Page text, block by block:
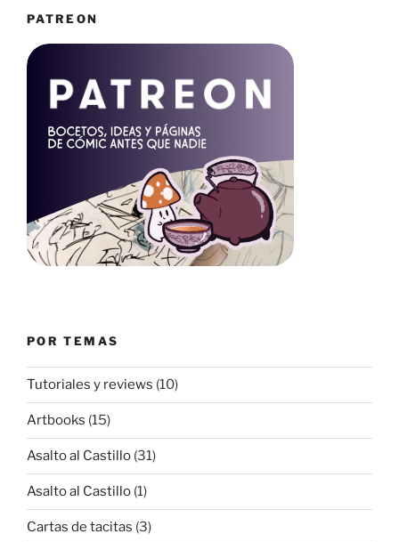
PATREON
POR TEMAS
Tutoriales y reviews (10)
Artbooks (15)
Asalto al Castillo (31)
Asalto al Castillo (1)
Cartas de tacitas (3)